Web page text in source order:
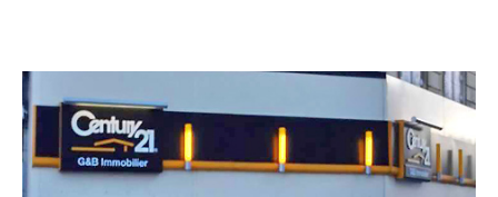
CENTURY 21 G&B Immobilier
9 rue de Valmy
COUTRAS - 33230